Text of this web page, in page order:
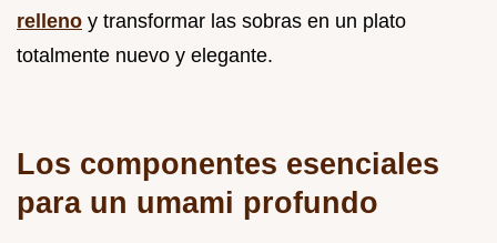
relleno y transformar las sobras en un plato
totalmente nuevo y elegante.
Los componentes esenciales
para un umami profundo